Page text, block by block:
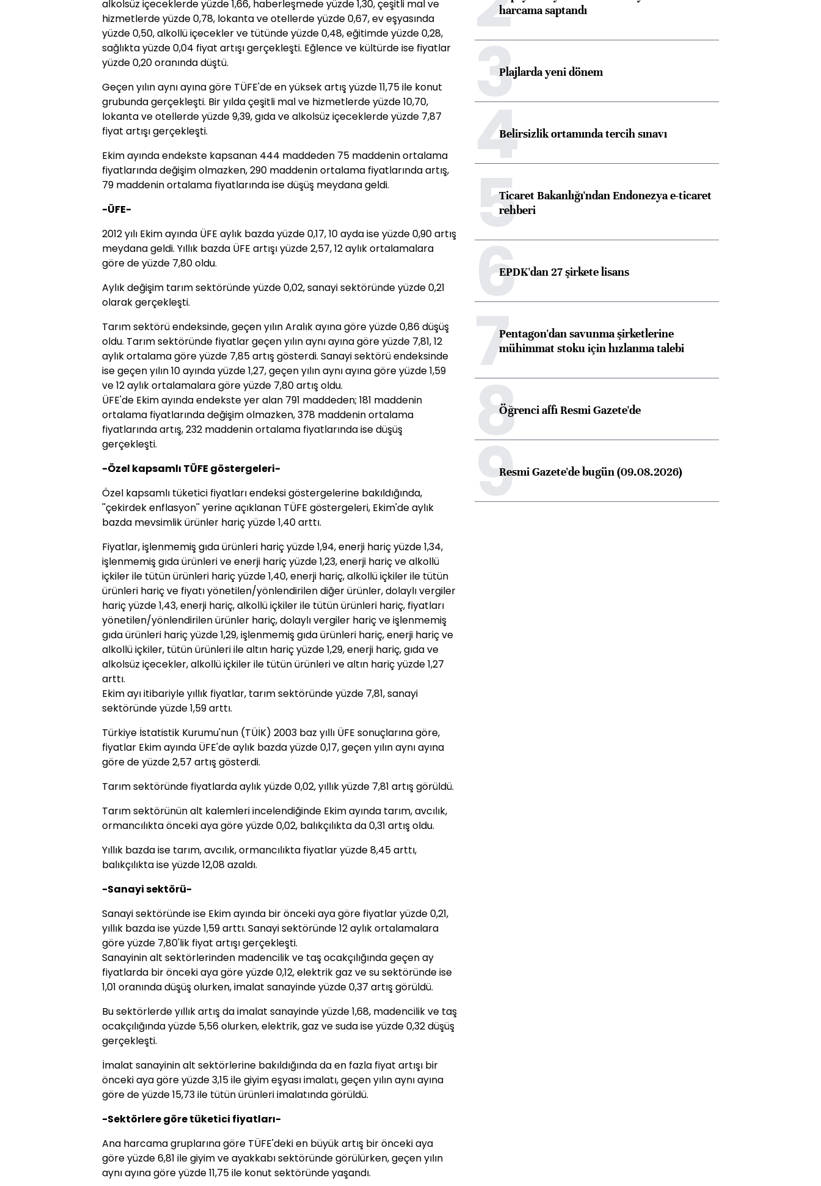
alkolsüz içeceklerde yüzde 1,66, haberleşmede yüzde 1,30, çeşitli mal ve
hizmetlerde yüzde 0,78, lokanta ve otellerde yüzde 0,67, ev eşyasında
yüzde 0,50, alkollü içecekler ve tütünde yüzde 0,48, eğitimde yüzde 0,28,
sağlıkta yüzde 0,04 fiyat artışı gerçekleşti. Eğlence ve kültürde ise fiyatlar
yüzde 0,20 oranında düştü.
Geçen yılın aynı ayına göre TÜFE'de en yüksek artış yüzde 11,75 ile konut
grubunda gerçekleşti. Bir yılda çeşitli mal ve hizmetlerde yüzde 10,70,
lokanta ve otellerde yüzde 9,39, gıda ve alkolsüz içeceklerde yüzde 7,87
fiyat artışı gerçekleşti.
Ekim ayında endekste kapsanan 444 maddeden 75 maddenin ortalama
fiyatlarında değişim olmazken, 290 maddenin ortalama fiyatlarında artış,
79 maddenin ortalama fiyatlarında ise düşüş meydana geldi.
-ÜFE-
2012 yılı Ekim ayında ÜFE aylık bazda yüzde 0,17, 10 ayda ise yüzde 0,90 artış
meydana geldi. Yıllık bazda ÜFE artışı yüzde 2,57, 12 aylık ortalamalara
göre de yüzde 7,80 oldu.
Aylık değişim tarım sektöründe yüzde 0,02, sanayi sektöründe yüzde 0,21
olarak gerçekleşti.
Tarım sektörü endeksinde, geçen yılın Aralık ayına göre yüzde 0,86 düşüş
oldu. Tarım sektöründe fiyatlar geçen yılın aynı ayına göre yüzde 7,81, 12
aylık ortalama göre yüzde 7,85 artış gösterdi. Sanayi sektörü endeksinde
ise geçen yılın 10 ayında yüzde 1,27, geçen yılın aynı ayına göre yüzde 1,59
ve 12 aylık ortalamalara göre yüzde 7,80 artış oldu.
ÜFE'de Ekim ayında endekste yer alan 791 maddeden; 181 maddenin
ortalama fiyatlarında değişim olmazken, 378 maddenin ortalama
fiyatlarında artış, 232 maddenin ortalama fiyatlarında ise düşüş
gerçekleşti.
-Özel kapsamlı TÜFE göstergeleri-
Özel kapsamlı tüketici fiyatları endeksi göstergelerine bakıldığında,
''çekirdek enflasyon'' yerine açıklanan TÜFE göstergeleri, Ekim'de aylık
bazda mevsimlik ürünler hariç yüzde 1,40 arttı.
Fiyatlar, işlenmemiş gıda ürünleri hariç yüzde 1,94, enerji hariç yüzde 1,34,
işlenmemiş gıda ürünleri ve enerji hariç yüzde 1,23, enerji hariç ve alkollü
içkiler ile tütün ürünleri hariç yüzde 1,40, enerji hariç, alkollü içkiler ile tütün
ürünleri hariç ve fiyatı yönetilen/yönlendirilen diğer ürünler, dolaylı vergiler
hariç yüzde 1,43, enerji hariç, alkollü içkiler ile tütün ürünleri hariç, fiyatları
yönetilen/yönlendirilen ürünler hariç, dolaylı vergiler hariç ve işlenmemiş
gıda ürünleri hariç yüzde 1,29, işlenmemiş gıda ürünleri hariç, enerji hariç ve
alkollü içkiler, tütün ürünleri ile altın hariç yüzde 1,29, enerji hariç, gıda ve
alkolsüz içecekler, alkollü içkiler ile tütün ürünleri ve altın hariç yüzde 1,27
arttı.
Ekim ayı itibariyle yıllık fiyatlar, tarım sektöründe yüzde 7,81, sanayi
sektöründe yüzde 1,59 arttı.
Türkiye İstatistik Kurumu'nun (TÜİK) 2003 baz yıllı ÜFE sonuçlarına göre,
fiyatlar Ekim ayında ÜFE'de aylık bazda yüzde 0,17, geçen yılın aynı ayına
göre de yüzde 2,57 artış gösterdi.
Tarım sektöründe fiyatlarda aylık yüzde 0,02, yıllık yüzde 7,81 artış görüldü.
Tarım sektörünün alt kalemleri incelendiğinde Ekim ayında tarım, avcılık,
ormancılıkta önceki aya göre yüzde 0,02, balıkçılıkta da 0,31 artış oldu.
Yıllık bazda ise tarım, avcılık, ormancılıkta fiyatlar yüzde 8,45 arttı,
balıkçılıkta ise yüzde 12,08 azaldı.
-Sanayi sektörü-
Sanayi sektöründe ise Ekim ayında bir önceki aya göre fiyatlar yüzde 0,21,
yıllık bazda ise yüzde 1,59 arttı. Sanayi sektöründe 12 aylık ortalamalara
göre yüzde 7,80'lik fiyat artışı gerçekleşti.
Sanayinin alt sektörlerinden madencilik ve taş ocakçılığında geçen ay
fiyatlarda bir önceki aya göre yüzde 0,12, elektrik gaz ve su sektöründe ise
1,01 oranında düşüş olurken, imalat sanayinde yüzde 0,37 artış görüldü.
Bu sektörlerde yıllık artış da imalat sanayinde yüzde 1,68, madencilik ve taş
ocakçılığında yüzde 5,56 olurken, elektrik, gaz ve suda ise yüzde 0,32 düşüş
gerçekleşti.
İmalat sanayinin alt sektörlerine bakıldığında da en fazla fiyat artışı bir
önceki aya göre yüzde 3,15 ile giyim eşyası imalatı, geçen yılın aynı ayına
göre de yüzde 15,73 ile tütün ürünleri imalatında görüldü.
-Sektörlere göre tüketici fiyatları-
Ana harcama gruplarına göre TÜFE'deki en büyük artış bir önceki aya
göre yüzde 6,81 ile giyim ve ayakkabı sektöründe görülürken, geçen yılın
aynı ayına göre yüzde 11,75 ile konut sektöründe yaşandı.
harcama saptandı
3Plajlarda yeni dönem
4Belirsizlik ortamında tercih sınavı
5Ticaret Bakanlığı'ndan Endonezya e-ticaret
rehberi
6EPDK'dan 27 şirkete lisans
7Pentagon'dan savunma şirketlerine
mühimmat stoku için hızlanma talebi
8Öğrenci affı Resmi Gazete'de
9Resmi Gazete'de bugün (09.08.2026)